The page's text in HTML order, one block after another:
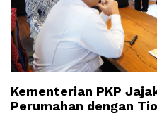
Kementerian PKP
Perumahan dengan